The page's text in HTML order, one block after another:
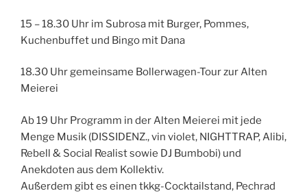
15 – 18.30 Uhr im Subrosa mit Burger, Pommes,
Kuchenbuffet und Bingo mit Dana
18.30 Uhr gemeinsame Bollerwagen-Tour zur Alten
Meierei
Ab 19 Uhr Programm in der Alten Meierei mit jede
Menge Musik (DISSIDENZ., vin violet, NIGHTTRAP, Alibi,
Rebell & Social Realist sowie DJ Bumbobi) und
Anekdoten aus dem Kollektiv.
Außerdem gibt es einen tkkg-Cocktailstand, Pechrad